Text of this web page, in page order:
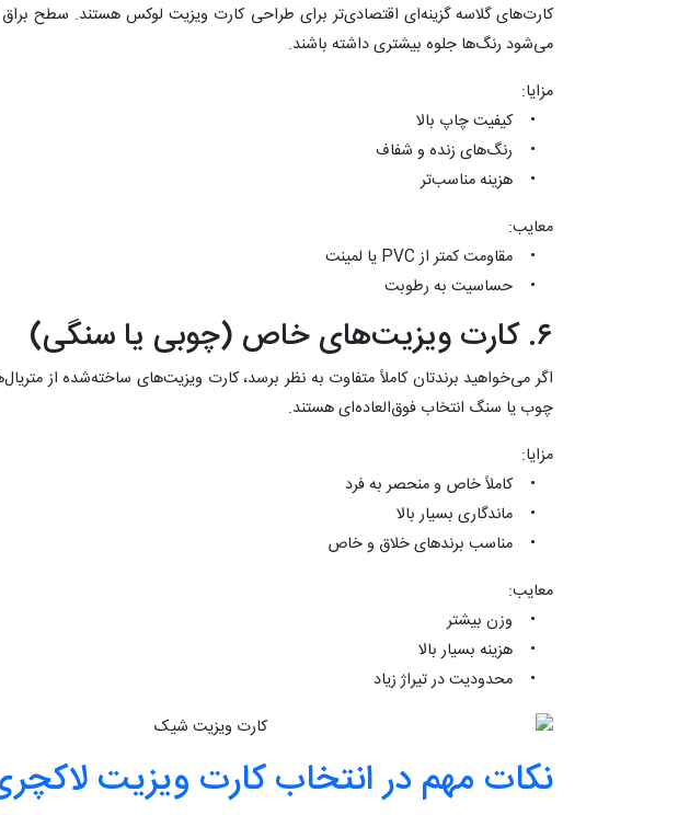
کارت‌های گلاسه گزینه‌ای اقتصادی‌تر برای طراحی کارت ویزیت لوکس هستند. سطح
می‌شود رنگ‌ها جلوه بیشتری داشته باشند.
مزایا:
• کیفیت چاپ بالا
• رنگ‌های زنده و شفاف
• هزینه مناسب‌تر
معایب:
• مقاومت کمتر از PVC یا لمینت
• حساسیت به رطوبت
۶. کارت ویزیت‌های خاص (چوبی یا سنگی)
اگر می‌خواهید برندتان کاملاً متفاوت به نظر برسد، کارت ویزیت‌های ساخته‌شده از
چوب یا سنگ انتخاب فوق‌العاده‌ای هستند.
مزایا:
• کاملاً خاص و منحصر به فرد
• ماندگاری بسیار بالا
• مناسب برندهای خلاق و خاص
معایب:
• وزن بیشتر
• هزینه بسیار بالا
• محدودیت در تیراژ زیاد
نکات مهم در انتخاب کارت ویزیت